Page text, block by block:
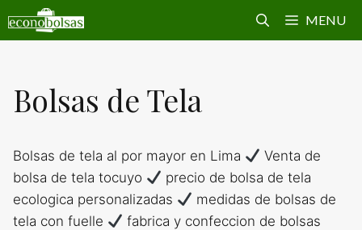
al
MENU
Bolsas de Tela
Bolsas de tela al por mayor en Lima
Venta de
bolsa de tela tocuyo
precio de bolsa de tela
ecologica personalizadas
medidas de bolsas de
tela con fuelle
fabrica y confeccion de bolsas